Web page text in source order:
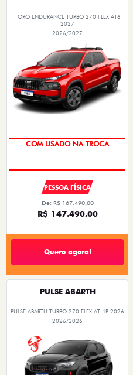
TORO ENDURANCE TURBO 270 FLEX AT6
2027
2026/2027
OPORTUNIDADE
PESSOA FÍSICA
De: R$ 167.490,00
R$ 147.490,00
Quero agora!
PULSE ABARTH
PULSE ABARTH TURBO 270 FLEX AT 4P 2026
2026/2026